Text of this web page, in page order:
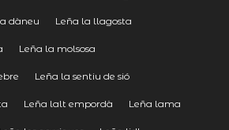
dàneu Leña la llagosta
Leña la molsosa
Leña la sentiu de sió
Leña lalt empordà Leña lama